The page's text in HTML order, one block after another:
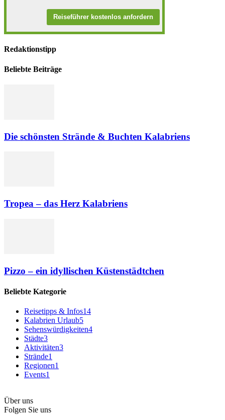
Reiseführer kostenlos anfordern
Redaktionstipp
Beliebte Beiträge
Die schönsten Strände & Buchten Kalabriens
Tropea – das Herz Kalabriens
Pizzo – ein idyllischen Küstenstädtchen
Beliebte Kategorie
Reisetipps & Infos14
Kalabrien Urlaub5
Sehenswürdigkeiten4
Städte3
Aktivitäten3
Strände1
Regionen1
Events1
Über uns
Folgen Sie uns